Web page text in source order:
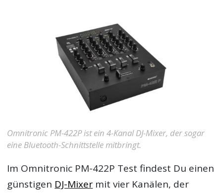
Omnitronic PM-422P ist ein 4-Kanal DJ-Mixer, der sogar
eine Bluetooth-Schnittstelle mitbringt.
Im Omnitronic PM-422P Test findest Du einen
günstigen DJ-Mixer mit vier Kanälen, der